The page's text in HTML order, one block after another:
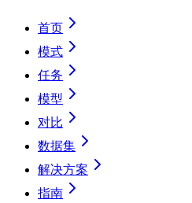
首页
模式
任务
模型
对比
数据集
解决方案
指南